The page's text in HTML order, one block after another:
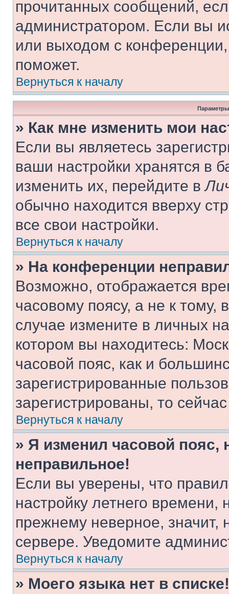
прочитанных сообщений,
администратором. Если вы
или выходом с
поможет.
Вернуться к началу
Параметры
» Как мне изменить мои
Если вы являетесь
ваши настройки хранятся в
изменить их, перейдите в
обычно находится вверху
все свои настройки.
Вернуться к началу
» На конференции
Возможно, отображается
часовому поясу, а не к тому,
случае измените в личных
котором вы находитесь:
часовой пояс, как и
зарегистрированные
зарегистрированы, то
Вернуться к началу
» Я изменил часовой пояс,
неправильное!
Если вы уверены, что
настройку летнего
прежнему неверное, значит,
сервере. Уведомите
Вернуться к началу
» Моего языка нет в списке!